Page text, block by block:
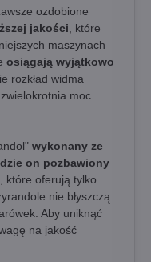
ozdobione
jakości , które
maszynach
osiągają wyjątkowo
rozkład widma
moc
wykonany ze
on pozbawiony
, które oferują tylko
nie błyszczą
Aby uniknąć
na jakość